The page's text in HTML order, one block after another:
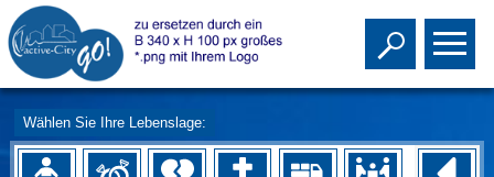
Toggle
Wählen Sie Ihre Lebenslage: